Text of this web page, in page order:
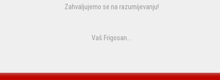
Zahvaljujemo se na razumijevanju!
Vaš Frigosan...